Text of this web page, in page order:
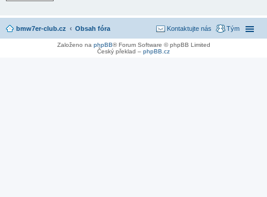
bmw7er-club.cz Obsah fóra Tým
Kontaktujte nás
Založeno na phpBB® Forum Software © phpBB Limited
Český překlad – phpBB.cz